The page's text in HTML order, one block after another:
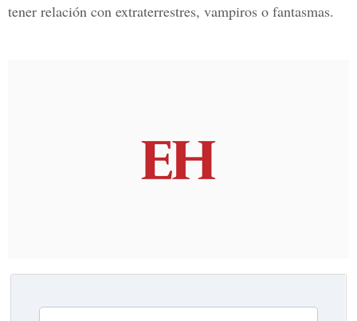
tener relación con extraterrestres, vampiros o fantasmas.